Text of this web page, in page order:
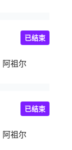
阿祖尔
已结束
阿祖尔
已结束